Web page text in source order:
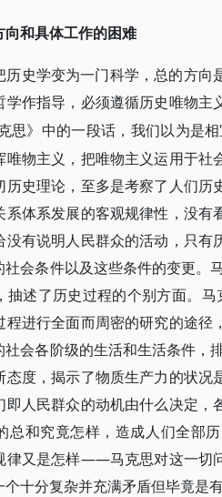
向和具体工作的困难
历史学变为一门科学，总的方
学作指导，必须遵循历史唯物主
思》中的一段话，我们以为是
唯物主义，把唯物主义运用于
历史理论，至多是考察了人们
系体系发展的客观规律性，没有
没有说明人民群众的活动，只
会条件以及这些条件的变更。
抽述了历史过程的个别方面。
程进行全面而周密的研究的途
会各阶级的生活和生活条件，
态度，揭示了物质生产力的状
即人民群众的动机由什么决定
总和究竟怎样，造成人们全部
律又是怎样——马克思对这一切
十分复杂并充满矛盾但毕竟是